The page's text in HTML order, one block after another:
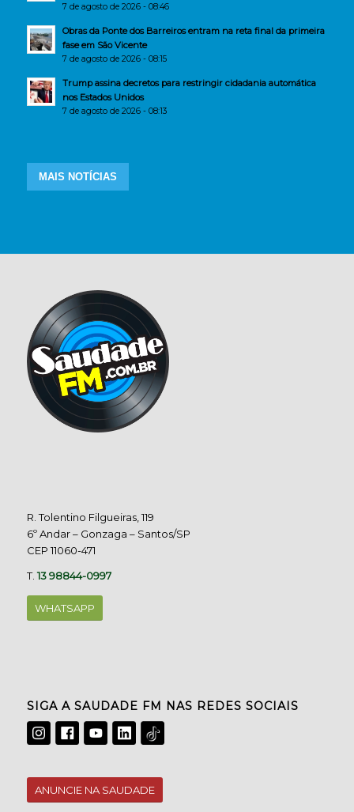
7 de agosto de 2026 - 08:46
Obras da Ponte dos Barreiros entram na reta final da primeira
fase em São Vicente
7 de agosto de 2026 - 08:15
Trump assina decretos para restringir cidadania automática
nos Estados Unidos
7 de agosto de 2026 - 08:13
MAIS NOTÍCIAS
R. Tolentino Filgueiras, 119
6º Andar – Gonzaga – Santos/SP
CEP 11060-471
T.13 98844-0997
WHATSAPP
SIGA A SAUDADE FM NAS REDES SOCIAIS
ANUNCIE NA SAUDADE